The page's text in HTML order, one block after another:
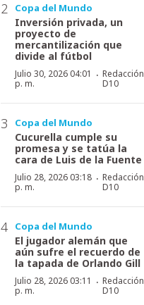
Copa del Mundo
Inversión privada, un
proyecto de
mercantilización que
divide al fútbol
Julio 30, 2026 04:01
p. m.
· Redacción
D10
Copa del Mundo
Cucurella cumple su
promesa y se tatúa la
cara de Luis de la Fuente
Julio 28, 2026 03:18
p. m.
· Redacción
D10
Copa del Mundo
El jugador alemán que
aún sufre el recuerdo de
la tapada de Orlando Gill
Julio 28, 2026 03:11
p. m.
· Redacción
D10